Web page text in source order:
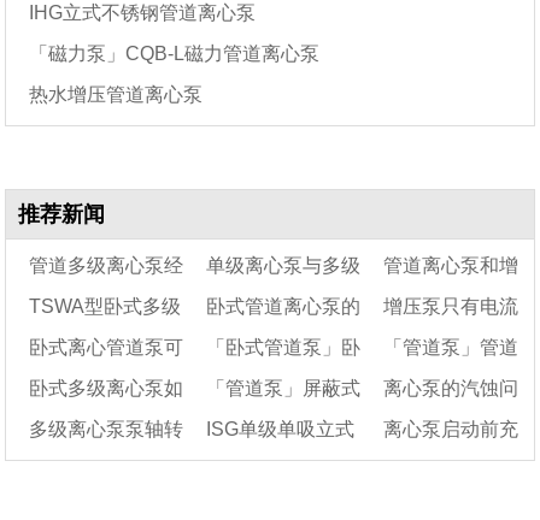
IHG立式不锈钢管道离心泵
「磁力泵」CQB-L磁力管道离心泵
热水增压管道离心泵
推荐新闻
管道多级离心泵经
常卡死的原因
单级离心泵与多级
离心泵的区别在哪里
管道离心泵和增
压泵的区别有哪些
TSWA型卧式多级
离心泵（50TSWA）
卧式管道离心泵的
用途和特点
增压泵只有电流
声不转是怎么回事?
卧式离心管道泵可
以排污水吗
「卧式管道泵」卧
式管道离心泵的产品
种类
「管道泵」管道
离心泵的安装维护
和保养技术
卧式多级离心泵如
何拆卸?卧式多级泵
「管道泵」屏蔽式
管道泵安全操作规程
离心泵的汽蚀问
题解决方法
多级离心泵泵轴转 ISG单级单吸立式 离心泵启动前充